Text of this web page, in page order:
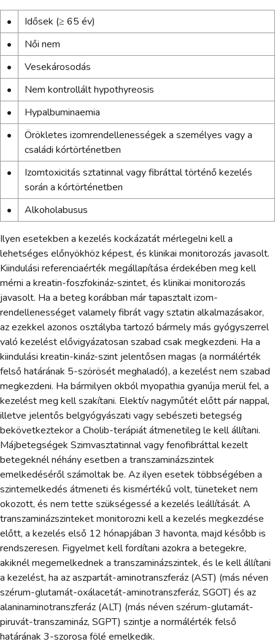
•
Idősek (≥ 65 év)
•
Női nem
•
Vesekárosodás
•
Nem kontrollált hypothyreosis
•
Hypalbuminaemia
•
Örökletes izomrendellenességek a személyes vagy a
családi kórtörténetben
•
Izomtoxicitás sztatinnal vagy fibráttal történő kezelés
során a kórtörténetben
•
Alkoholabusus
Ilyen esetekben a kezelés kockázatát mérlegelni kell a
lehetséges előnyökhöz képest, és klinikai monitorozás javasolt.
Kiindulási referenciaérték megállapítása érdekében meg kell
mérni a kreatin-foszfokináz-szintet, és klinikai monitorozás
javasolt. Ha a beteg korábban már tapasztalt izom-
rendellenességet valamely fibrát vagy sztatin alkalmazásakor,
az ezekkel azonos osztályba tartozó bármely más gyógyszerrel
való kezelést elővigyázatosan szabad csak megkezdeni. Ha a
kiindulási kreatin-kináz-szint jelentősen magas (a normálérték
felső határának 5-szörösét meghaladó), a kezelést nem szabad
megkezdeni. Ha bármilyen okból myopathia gyanúja merül fel, a
kezelést meg kell szakítani. Elektív nagyműtét előtt pár nappal,
illetve jelentős belgyógyászati vagy sebészeti betegség
bekövetkeztekor a Cholib-terápiát átmenetileg le kell állítani.
Májbetegségek Szimvasztatinnal vagy fenofibráttal kezelt
betegeknél néhány esetben a transzaminázszintek
emelkedéséről számoltak be. Az ilyen esetek többségében a
szintemelkedés átmeneti és kismértékű volt, tüneteket nem
okozott, és nem tette szükségessé a kezelés leállítását. A
transzaminázszinteket monitorozni kell a kezelés megkezdése
előtt, a kezelés első 12 hónapjában 3 havonta, majd később is
rendszeresen. Figyelmet kell fordítani azokra a betegekre,
akiknél megemelkednek a transzaminázszintek, és le kell állítani
a kezelést, ha az aszpartát-aminotranszferáz (AST) (más néven
szérum-glutamát-oxálacetát-aminotranszferáz, SGOT) és az
alaninaminotranszferáz (ALT) (más néven szérum-glutamát-
piruvát-transzamináz, SGPT) szintje a normálérték felső
határának 3-szorosa fölé emelkedik.